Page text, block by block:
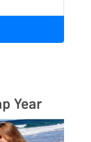
Year